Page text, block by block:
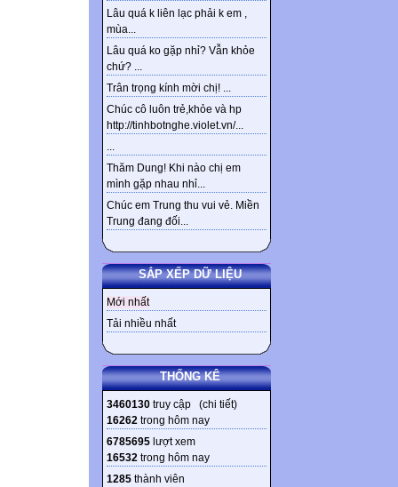
Lâu quá k liên lạc phải k em ,
mùa...
Lâu quá ko gặp nhỉ? Vẫn khỏe
chứ? ...
Trân trọng kính mời chị! ...
Chúc cô luôn trẻ,khỏe và hp
http://tinhbotnghe.violet.vn/...
...
Thăm Dung! Khi nào chị em
mình gặp nhau nhỉ...
Chúc em Trung thu vui vẻ. Miền
Trung đang đối...
SẮP XẾP DỮ LIỆU
Mới nhất
Tải nhiều nhất
THỐNG KÊ
3460130 truy cập (chi tiết)
16262 trong hôm nay
6785695 lượt xem
16532 trong hôm nay
1285 thành viên